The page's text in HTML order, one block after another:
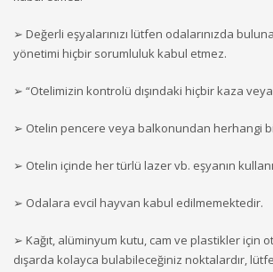
➢ Değerli eşyalarınızı lütfen odalarınızda
yönetimi hiçbir sorumluluk kabul etmez.
➢ “Otelimizin kontrolü dışındaki hiçbir kaza
➢ Otelin pencere veya balkonundan herhangi
➢ Otelin içinde her türlü lazer vb. eşyanın
➢ Odalara evcil hayvan kabul edilmemektedir.
➢ Kağıt, alüminyum kutu, cam ve plastikler için
dışarda kolayca bulabileceğiniz noktalardır,